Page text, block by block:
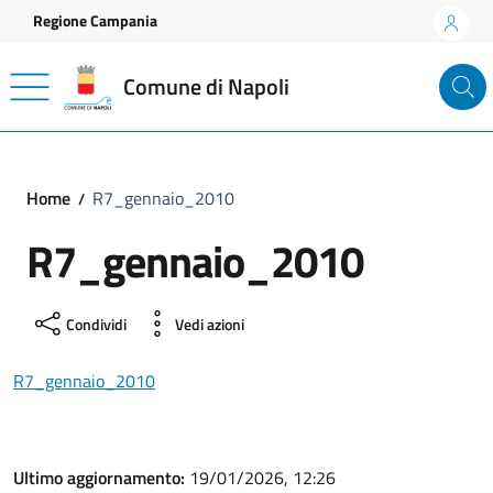
Vai ai contenuti
Vai al footer
Regione Campania
Comune di Napoli
Home R7_gennaio_2010
R7_gennaio_2010
Condividi Vedi azioni
R7_gennaio_2010
Ultimo aggiornamento: 19/01/2026, 12:26